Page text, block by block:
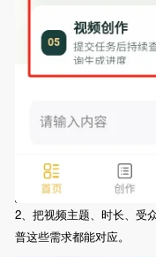
2、把视频主题、时长、受
普这些需求都能对应。